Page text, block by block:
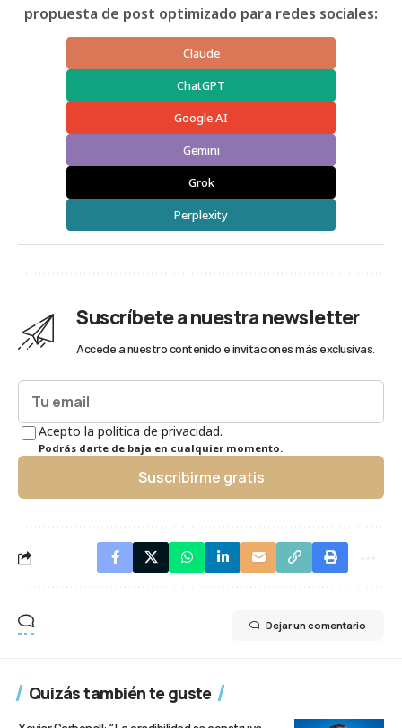
propuesta de post optimizado para redes sociales:
Claude
ChatGPT
Google AI
Gemini
Grok
Perplexity
Suscríbete a nuestra newsletter
Accede a nuestro contenido e invitaciones más exclusivas.
Acepto la política de privacidad.
Podrás darte de baja en cualquier momento.
Suscribirme gratis
Dejar un comentario
Quizás también te guste